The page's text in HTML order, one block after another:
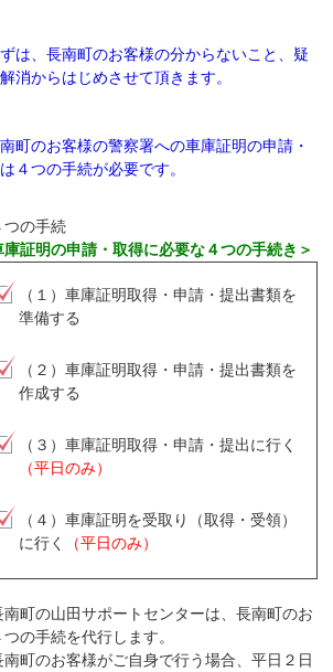
は、長南町のお客様の分からないこと、疑
消からはじめさせて頂きます。
町のお客様の警察署への車庫証明の申請・
４つの手続が必要です。
つの手続
明の申請・取得に必要な４つの手続き＞
（１）車庫証明取得・申請・提出書類を
準備する
（２）車庫証明取得・申請・提出書類を
作成する
（３）車庫証明取得・申請・提出に行く
（平日のみ）
（４）車庫証明を受取り（取得・受領）
に行く
（平日のみ）
南町の山田サポートセンターは、長南町のお
の手続を代行します。
南町のお客様がご自身で行う場合、平日２日